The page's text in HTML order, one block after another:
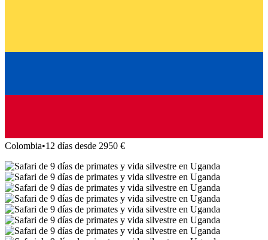
Colombia•12 días desde 2950 €